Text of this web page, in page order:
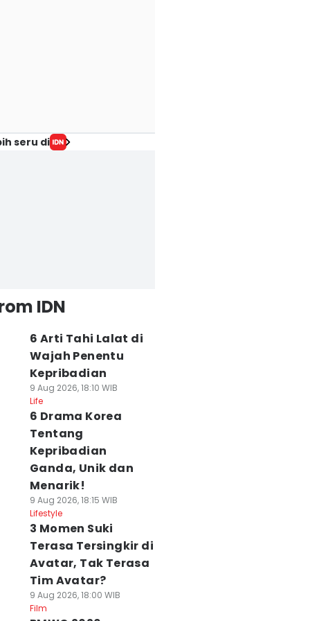
seru di
IDN
6 Arti Tahi Lalat di
Wajah Penentu
Kepribadian
9 Aug 2026, 18:10 WIB
Life
6 Drama Korea
Tentang
Kepribadian
Ganda, Unik dan
Menarik!
9 Aug 2026, 18:15 WIB
Lifestyle
3 Momen Suki
Terasa Tersingkir di
Avatar, Tak Terasa
Tim Avatar?
9 Aug 2026, 18:00 WIB
Film